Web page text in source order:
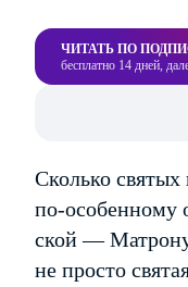
ЧИТАТЬ ПО
бесплатно 14 дней,
Сколько
по-особенному
ской —
не просто